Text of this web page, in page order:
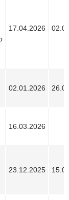
17.04.2026
02.01.2026
16.03.2026
23.12.2025